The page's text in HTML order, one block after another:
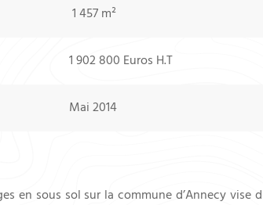
1 457 m²
1 902 800 Euros H.T
Mai 2014
en sous sol sur la commune d’Annecy vise